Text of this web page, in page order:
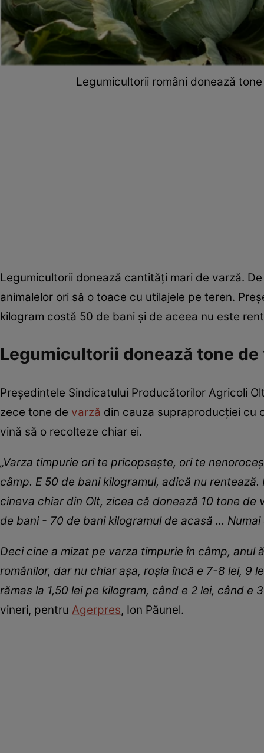
Legumicultorii români donează
Legumicultorii donează cantități mari de varză.
animalelor ori să o toace cu utilajele pe teren.
kilogram costă 50 de bani și de aceea nu este
Legumicultorii donează tone de
Președintele Sindicatului Producătorilor Agricoli
zece tone de varză din cauza supraproducției cu
vină să o recolteze chiar ei.
„Varza timpurie ori te pricopsește, ori te
câmp. E 50 de bani kilogramul, adică nu
cineva chiar din Olt, zicea că donează 10 tone
de bani - 70 de bani kilogramul de acasă ...
Deci cine a mizat pe varza timpurie în câmp,
românilor, dar nu chiar așa, roșia încă e 7-8 lei, 9
rămas la 1,50 lei pe kilogram, când e 2 lei, când e
vineri, pentru Agerpres, Ion Păunel.